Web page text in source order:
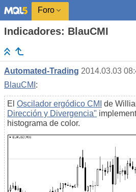
Foro
Indicadores: BlauCMI
Automated-Trading 2014.03.03
BlauCMI :
El Oscilador ergódico CMI de
Dirección y Divergencia"
histograma de color.